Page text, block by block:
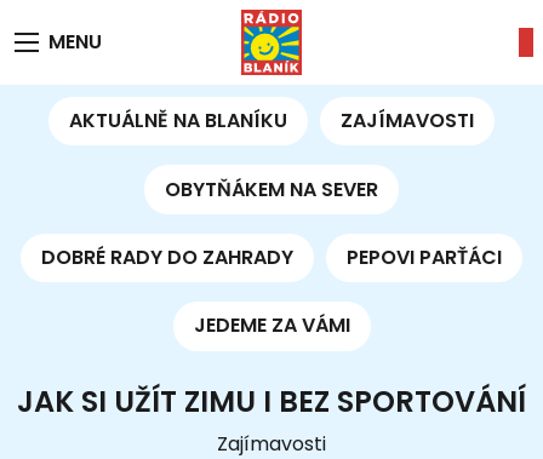
MENU
AKTUÁLNĚ NA BLANÍKU ZAJÍMAVOSTI
OBYTŇÁKEM NA SEVER
DOBRÉ RADY DO ZAHRADY PEPOVI PARŤÁCI
JEDEME ZA VÁMI
JAK SI UŽÍT ZIMU I BEZ SPORTOVÁNÍ
Zajímavosti